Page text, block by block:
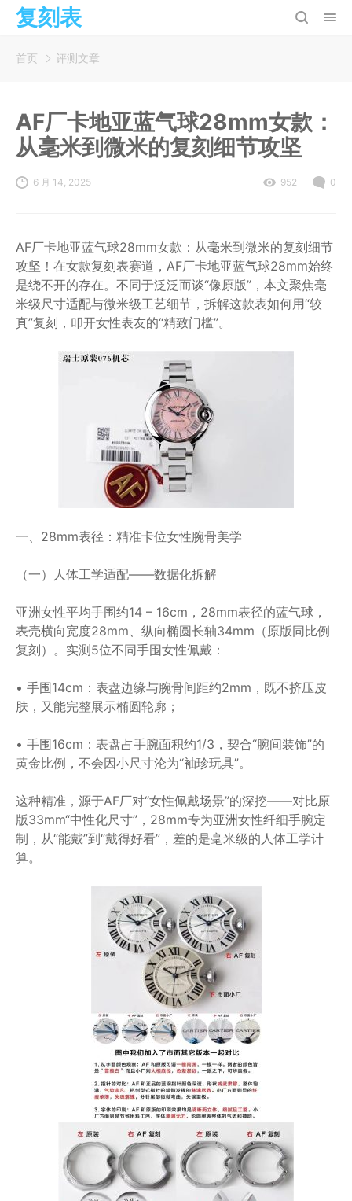
复刻表
首页 评测文章
AF厂卡地亚蓝气球28mm女款：
从毫米到微米的复刻细节攻坚
6 月 14, 2025 952 0
AF厂卡地亚蓝气球28mm女款：从毫米到微米的复刻细节
攻坚！在女款复刻表赛道，AF厂卡地亚蓝气球28mm始终
是绕不开的存在。不同于泛泛而谈“像原版”，本文聚焦毫
米级尺寸适配与微米级工艺细节，拆解这款表如何用“较
真”复刻，叩开女性表友的“精致门槛”。
一、28mm表径：精准卡位女性腕骨美学
（一）人体工学适配——数据化拆解
亚洲女性平均手围约14 – 16cm，28mm表径的蓝气球，
表壳横向宽度28mm、纵向椭圆长轴34mm（原版同比例
复刻）。实测5位不同手围女性佩戴：
• 手围14cm：表盘边缘与腕骨间距约2mm，既不挤压皮
肤，又能完整展示椭圆轮廓；
• 手围16cm：表盘占手腕面积约1/3，契合“腕间装饰”的
黄金比例，不会因小尺寸沦为“袖珍玩具”。
这种精准，源于AF厂对“女性佩戴场景”的深挖——对比原
版33mm“中性化尺寸”，28mm专为亚洲女性纤细手腕定
制，从“能戴”到“戴得好看”，差的是毫米级的人体工学计
算。